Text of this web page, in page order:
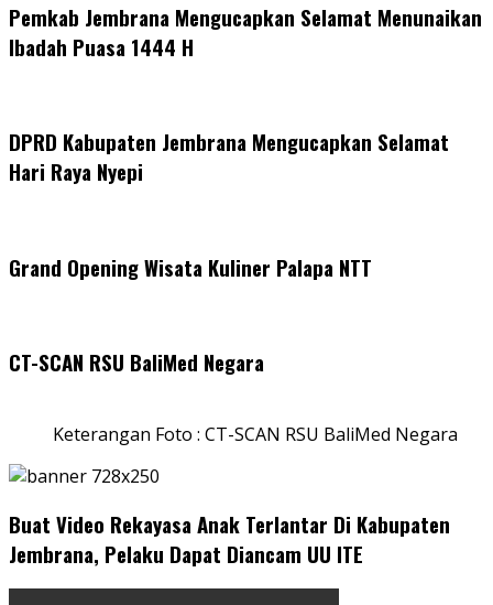
Pemkab Jembrana Mengucapkan Selamat Menunaikan
Ibadah Puasa 1444 H
DPRD Kabupaten Jembrana Mengucapkan Selamat
Hari Raya Nyepi
Grand Opening Wisata Kuliner Palapa NTT
CT-SCAN RSU BaliMed Negara
Keterangan Foto : CT-SCAN RSU BaliMed Negara
Buat Video Rekayasa Anak Terlantar Di Kabupaten
Jembrana, Pelaku Dapat Diancam UU ITE